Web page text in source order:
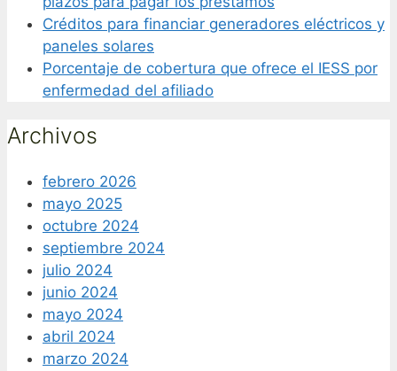
Créditos para financiar generadores eléctricos y
paneles solares
Porcentaje de cobertura que ofrece el IESS por
enfermedad del afiliado
Archivos
febrero 2026
mayo 2025
octubre 2024
septiembre 2024
julio 2024
junio 2024
mayo 2024
abril 2024
marzo 2024